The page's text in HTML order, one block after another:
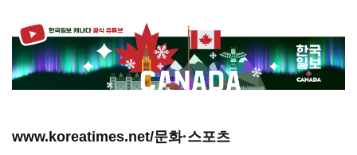
www.koreatimes.net/문화·스포츠